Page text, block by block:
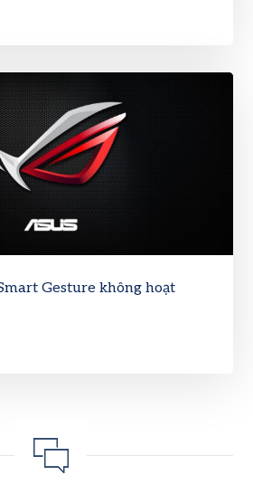
Gesture không hoạt